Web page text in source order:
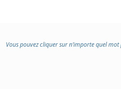
Vous pouvez cliquer sur n’importe quel